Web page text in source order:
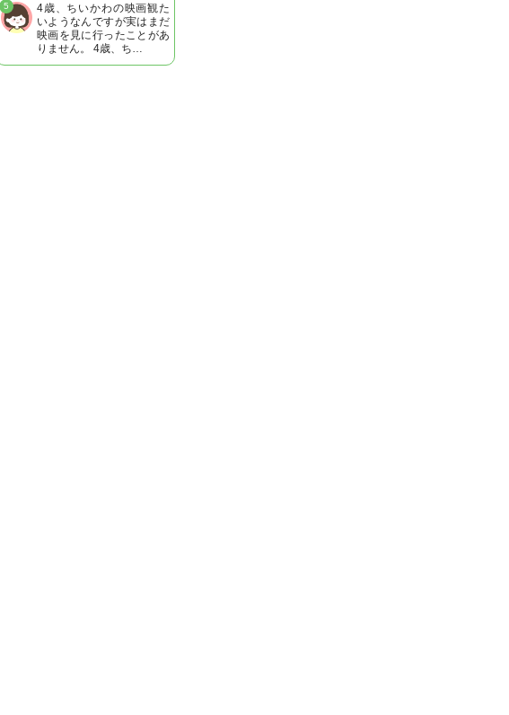
4歳、ちいかわの映画観た
いようなんですが実はまだ
映画を見に行ったことがあ
りません。 4歳、ち…
5